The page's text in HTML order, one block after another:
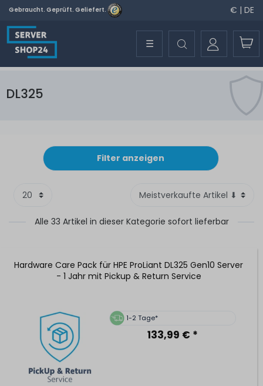
Gebraucht. Geprüft. Geliefert. € | DE
☰
DL325
Filter anzeigen
Alle 33 Artikel in dieser Kategorie sofort lieferbar
Hardware Care Pack für HPE ProLiant DL325 Gen10 Server
- 1 Jahr mit Pickup & Return Service
1-2 Tage*
133,99 € *